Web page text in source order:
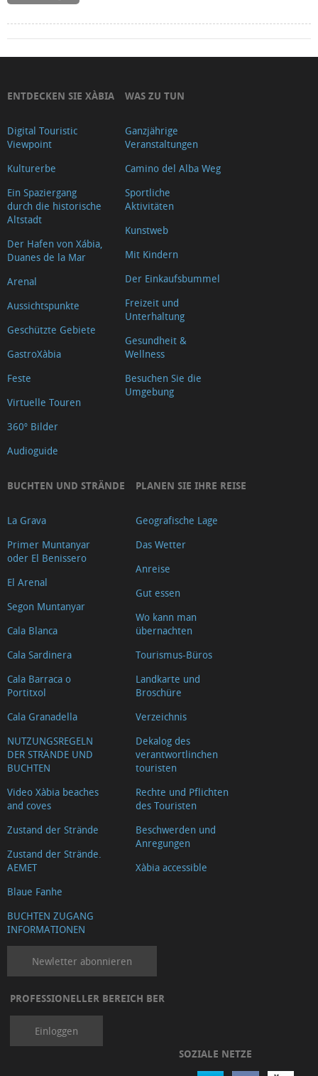
ENTDECKEN SIE XÀBIA
Digital Touristic
Viewpoint
Kulturerbe
Ein Spaziergang
durch die historische
Altstadt
Der Hafen von Xábia,
Duanes de la Mar
Arenal
Aussichtspunkte
Geschützte Gebiete
GastroXàbia
Feste
Virtuelle Touren
360º Bilder
Audioguide
WAS ZU TUN
Ganzjährige
Veranstaltungen
Camino del Alba Weg
Sportliche
Aktivitäten
Kunstweb
Mit Kindern
Der Einkaufsbummel
Freizeit und
Unterhaltung
Gesundheit &
Wellness
Besuchen Sie die
Umgebung
BUCHTEN UND STRÄNDE
La Grava
Primer Muntanyar
oder El Benissero
El Arenal
Segon Muntanyar
Cala Blanca
Cala Sardinera
Cala Barraca o
Portitxol
Cala Granadella
NUTZUNGSREGELN
DER STRÄNDE UND
BUCHTEN
Video Xàbia beaches
and coves
Zustand der Strände
Zustand der Strände.
AEMET
Blaue Fanhe
BUCHTEN ZUGANG
INFORMATIONEN
PLANEN SIE IHRE REISE
Geografische Lage
Das Wetter
Anreise
Gut essen
Wo kann man
übernachten
Tourismus-Büros
Landkarte und
Broschüre
Verzeichnis
Dekalog des
verantwortlinchen
touristen
Rechte und Pflichten
des Touristen
Beschwerden und
Anregungen
Xàbia accessible
Newletter abonnieren
PROFESSIONELLER BEREICH BER
Einloggen
SOZIALE NETZE